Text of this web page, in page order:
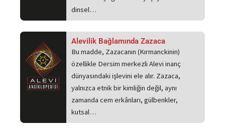
dinsel…
Alevilik Bağlamında Zazaca
Bu madde, Zazacanın (Kırmanckinin)
özellikle Dersim merkezli Alevi inanç
dünyasındaki işlevini ele alır. Zazaca,
yalnızca etnik bir kimliğin değil, aynı
zamanda cem erkânları, gülbenkler,
kutsal…